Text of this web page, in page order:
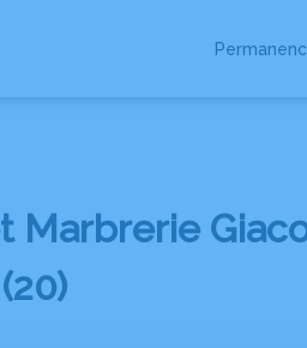
NOS AGENCES
Marbrerie
(20)